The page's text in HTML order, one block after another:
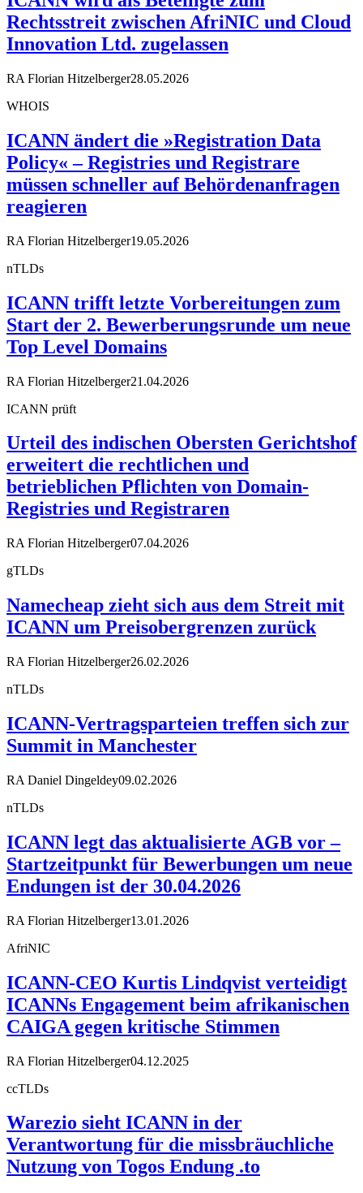
Rechtsstreit zwischen AfriNIC und Cloud
Innovation Ltd. zugelassen
RA Florian Hitzelberger28.05.2026
WHOIS
ICANN ändert die »Registration Data
Policy« – Registries und Registrare
müssen schneller auf Behördenanfragen
reagieren
RA Florian Hitzelberger19.05.2026
nTLDs
ICANN trifft letzte Vorbereitungen zum
Start der 2. Bewerberungsrunde um neue
Top Level Domains
RA Florian Hitzelberger21.04.2026
ICANN prüft
Urteil des indischen Obersten Gerichtshof
erweitert die rechtlichen und
betrieblichen Pflichten von Domain-
Registries und Registraren
RA Florian Hitzelberger07.04.2026
gTLDs
Namecheap zieht sich aus dem Streit mit
ICANN um Preisobergrenzen zurück
RA Florian Hitzelberger26.02.2026
nTLDs
ICANN-Vertragsparteien treffen sich zur
Summit in Manchester
RA Daniel Dingeldey09.02.2026
nTLDs
ICANN legt das aktualisierte AGB vor –
Startzeitpunkt für Bewerbungen um neue
Endungen ist der 30.04.2026
RA Florian Hitzelberger13.01.2026
AfriNIC
ICANN-CEO Kurtis Lindqvist verteidigt
ICANNs Engagement beim afrikanischen
CAIGA gegen kritische Stimmen
RA Florian Hitzelberger04.12.2025
ccTLDs
Warezio sieht ICANN in der
Verantwortung für die missbräuchliche
Nutzung von Togos Endung .to